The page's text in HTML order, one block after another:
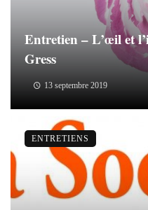
Entretien – L’œil et
Gress
13 septembre 2019
ENTRETIENS